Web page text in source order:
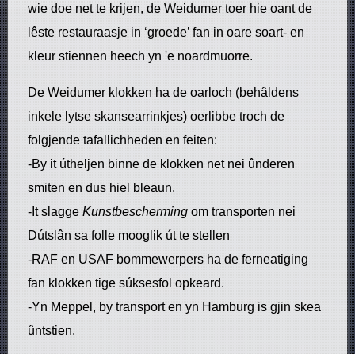
wie doe net te krijen, de Weidumer toer hie oant de
lêste restauraasje in ‘groede’ fan in oare soart- en
kleur stiennen heech yn 'e noardmuorre.
De Weidumer klokken ha de oarloch (behâldens
inkele lytse skansearrinkjes) oerlibbe troch de
folgjende tafallichheden en feiten:
-By it útheljen binne de klokken net nei ûnderen
smiten en dus hiel bleaun.
-It slagge Kunstbescherming om transporten nei
Dútslân sa folle mooglik út te stellen
-RAF en USAF bommewerpers ha de ferneatiging
fan klokken tige súksesfol opkeard.
-Yn Meppel, by transport en yn Hamburg is gjin skea
ûntstien.